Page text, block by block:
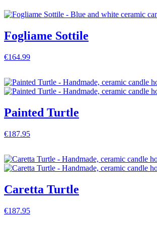
Fogliame Sottile
€164.99
Painted Turtle
€187.95
Caretta Turtle
€187.95